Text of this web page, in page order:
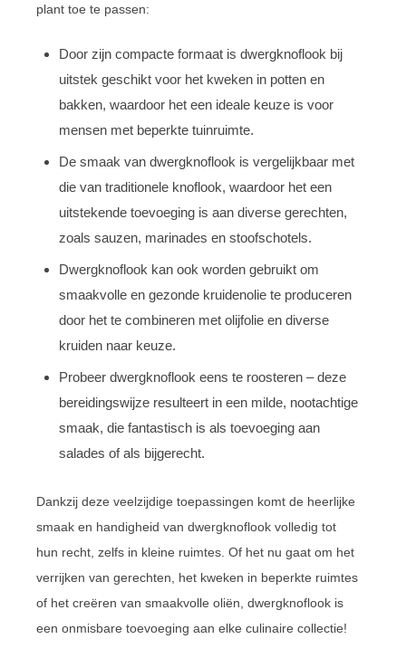
plant toe te passen:
Door zijn compacte formaat is dwergknoflook bij
uitstek geschikt voor het kweken in potten en
bakken, waardoor het een ideale keuze is voor
mensen met beperkte tuinruimte.
De smaak van dwergknoflook is vergelijkbaar met
die van traditionele knoflook, waardoor het een
uitstekende toevoeging is aan diverse gerechten,
zoals sauzen, marinades en stoofschotels.
Dwergknoflook kan ook worden gebruikt om
smaakvolle en gezonde kruidenolie te produceren
door het te combineren met olijfolie en diverse
kruiden naar keuze.
Probeer dwergknoflook eens te roosteren – deze
bereidingswijze resulteert in een milde, nootachtige
smaak, die fantastisch is als toevoeging aan
salades of als bijgerecht.
Dankzij deze veelzijdige toepassingen komt de heerlijke
smaak en handigheid van dwergknoflook volledig tot
hun recht, zelfs in kleine ruimtes. Of het nu gaat om het
verrijken van gerechten, het kweken in beperkte ruimtes
of het creëren van smaakvolle oliën, dwergknoflook is
een onmisbare toevoeging aan elke culinaire collectie!